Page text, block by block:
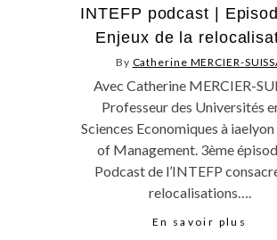
INTEFP podcast |
Enjeux de la
By Catherine MERCIER-
Avec Catherine MERCIER-
Professeur des Universités
Sciences Economiques à
of Management. 3ème
Podcast de l’INTEFP
relocalisations….
En savoir plus